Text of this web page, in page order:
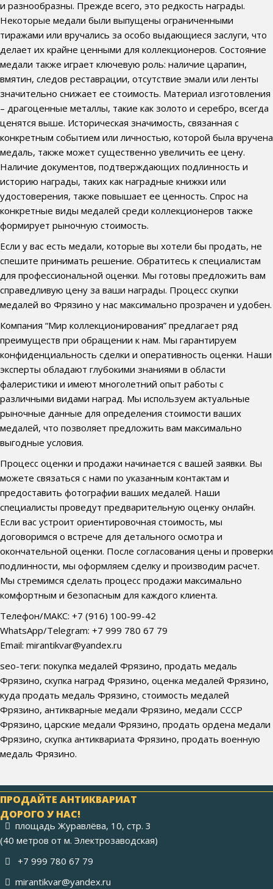
и разнообразны. Прежде всего, это редкость награды.
Некоторые медали были выпущены ограниченными
тиражами или вручались за особо выдающиеся заслуги, что
делает их крайне ценными для коллекционеров. Состояние
медали также играет ключевую роль: наличие царапин,
вмятин, следов реставрации, отсутствие эмали или ленты
значительно снижает ее стоимость. Материал изготовления
– драгоценные металлы, такие как золото и серебро, всегда
ценятся выше. Историческая значимость, связанная с
конкретным событием или личностью, которой была вручена
медаль, также может существенно увеличить ее цену.
Наличие документов, подтверждающих подлинность и
историю награды, таких как наградные книжки или
удостоверения, также повышает ее ценность. Спрос на
конкретные виды медалей среди коллекционеров также
формирует рыночную стоимость.
Если у вас есть медали, которые вы хотели бы продать, не
спешите принимать решение. Обратитесь к специалистам
для профессиональной оценки. Мы готовы предложить вам
справедливую цену за ваши награды. Процесс скупки
медалей во Фрязино у нас максимально прозрачен и удобен.
Компания “Мир коллекционирования” предлагает ряд
преимуществ при обращении к нам. Мы гарантируем
конфиденциальность сделки и оперативность оценки. Наши
эксперты обладают глубокими знаниями в области
фалеристики и имеют многолетний опыт работы с
различными видами наград. Мы используем актуальные
рыночные данные для определения стоимости ваших
медалей, что позволяет предложить вам максимально
выгодные условия.
Процесс оценки и продажи начинается с вашей заявки. Вы
можете связаться с нами по указанным контактам и
предоставить фотографии ваших медалей. Наши
специалисты проведут предварительную оценку онлайн.
Если вас устроит ориентировочная стоимость, мы
договоримся о встрече для детального осмотра и
окончательной оценки. После согласования цены и проверки
подлинности, мы оформляем сделку и производим расчет.
Мы стремимся сделать процесс продажи максимально
комфортным и безопасным для каждого клиента.
Телефон/МАКС: +7 (916) 100-99-42
WhatsApp/Telegram: +7 999 780 67 79
Email: mirantikvar@yandex.ru
seo-теги: покупка медалей Фрязино, продать медаль
Фрязино, скупка наград Фрязино, оценка медалей Фрязино,
куда продать медаль Фрязино, стоимость медалей
Фрязино, антикварные медали Фрязино, медали СССР
Фрязино, царские медали Фрязино, продать ордена медали
Фрязино, скупка антиквариата Фрязино, продать военную
медаль Фрязино.
ПРОДАЙТЕ АНТИКВАРИАТ
ДОРОГО У НАС!
площадь Журавлёва, 10, стр. 3
(40 метров от м. Электрозаводская)
+7 999 780 67 79
mirantikvar@yandex.ru